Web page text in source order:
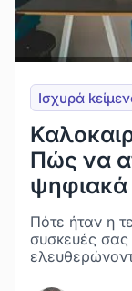
Iσχυρά
Πώς να
ψηφιακά
Πότε ήταν η
συσκευές σας